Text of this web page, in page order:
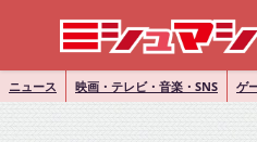
ニュース 映画・テレビ・音楽・SNS ゲ